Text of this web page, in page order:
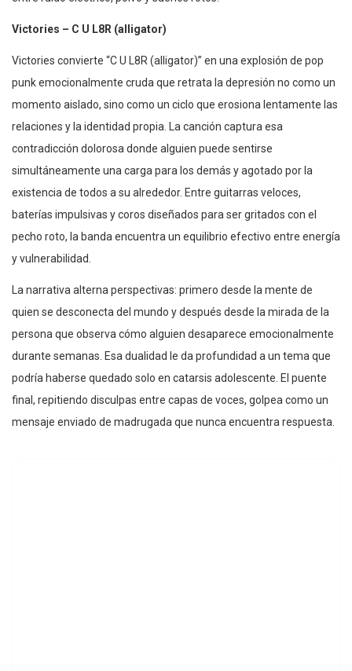
Victories – C U L8R (alligator)
Victories convierte “C U L8R (alligator)” en una explosión de pop
punk emocionalmente cruda que retrata la depresión no como un
momento aislado, sino como un ciclo que erosiona lentamente las
relaciones y la identidad propia. La canción captura esa
contradicción dolorosa donde alguien puede sentirse
simultáneamente una carga para los demás y agotado por la
existencia de todos a su alrededor. Entre guitarras veloces,
baterías impulsivas y coros diseñados para ser gritados con el
pecho roto, la banda encuentra un equilibrio efectivo entre energía
y vulnerabilidad.
La narrativa alterna perspectivas: primero desde la mente de
quien se desconecta del mundo y después desde la mirada de la
persona que observa cómo alguien desaparece emocionalmente
durante semanas. Esa dualidad le da profundidad a un tema que
podría haberse quedado solo en catarsis adolescente. El puente
final, repitiendo disculpas entre capas de voces, golpea como un
mensaje enviado de madrugada que nunca encuentra respuesta.